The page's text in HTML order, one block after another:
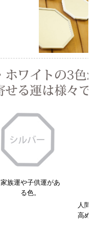
家族運や子供運があ
る色。
人間
高め